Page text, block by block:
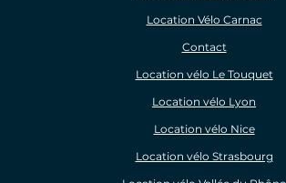
Location Vélo Carnac
Contact
Location vélo Le Touquet
Location vélo Lyon
Location vélo Nice
Location vélo Strasbourg